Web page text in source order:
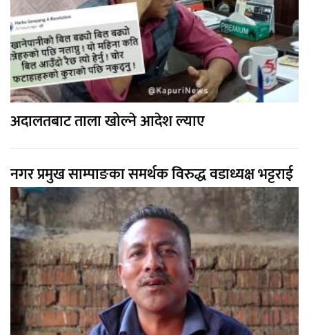
अदालतबाट ताला खोल्ने आदेश ल्याए
नगर प्रमुख साम्पाङका समर्थक विरुद्ध वडाध्यक्ष भट्टराई